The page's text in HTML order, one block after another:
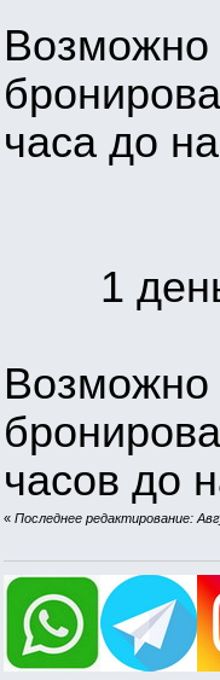
Возможно
часа до
1 день
Возможно
часов до
« Последнее редактирование: